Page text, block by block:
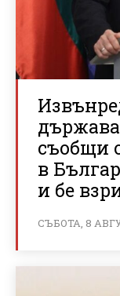
съобщи
в
и бе
СЪБОТА, 8